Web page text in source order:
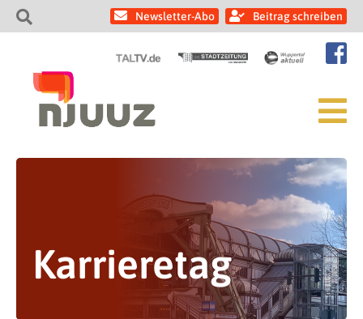
Newsletter-Abo Beitrag schreiben
Karrieretag